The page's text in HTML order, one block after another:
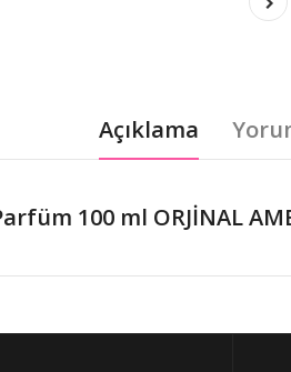
Açıklama
100 ml ORJİNAL